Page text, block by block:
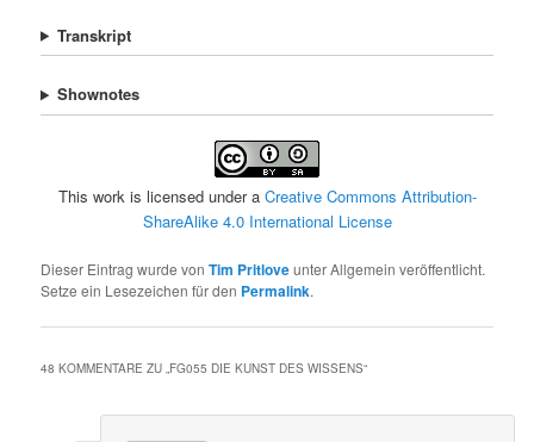
Transkript
Shownotes
This work is licensed under a Creative Commons Attribution-
ShareAlike 4.0 International License
Dieser Eintrag wurde vonTim Pritloveunter Allgemein veröffentlicht.
Setze ein Lesezeichen für den Permalink.
48 KOMMENTARE ZU „FG055 DIE KUNST DES WISSENS“